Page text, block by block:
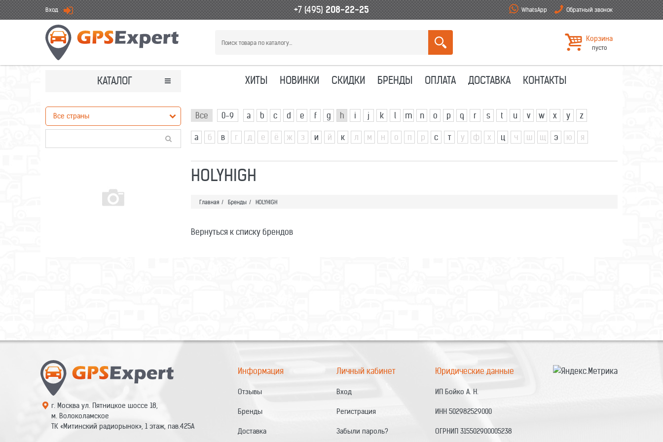
Вход +7 (495)208-22-25 WhatsApp Обратный звонок
Корзина
пусто
КАТАЛОГ ХИТЫ НОВИНКИ СКИДКИ БРЕНДЫ ОПЛАТА ДОСТАВКА КОНТАКТЫ
Все 0-9 a b c d e f g h i j k l m n o p q r s t u v w x y z
а б в г д е ё ж з и й к л м н о п р с т у ф х ц ч ш щ э ю я
HOLYHIGH
Главная / Бренды / HOLYHIGH
Вернуться к списку брендов
г. Москва ул. Пятницкое шоссе 18,
м. Волоколамское
ТК «Митинский радиорынок», 1 этаж, пав.425А
Информация
Отзывы
Бренды
Доставка
Личный кабинет
Вход
Регистрация
Забыли пароль?
Юридические данные
ИП Бойко А. Н.
ИНН 502982529000
ОГРНИП 315502900005238